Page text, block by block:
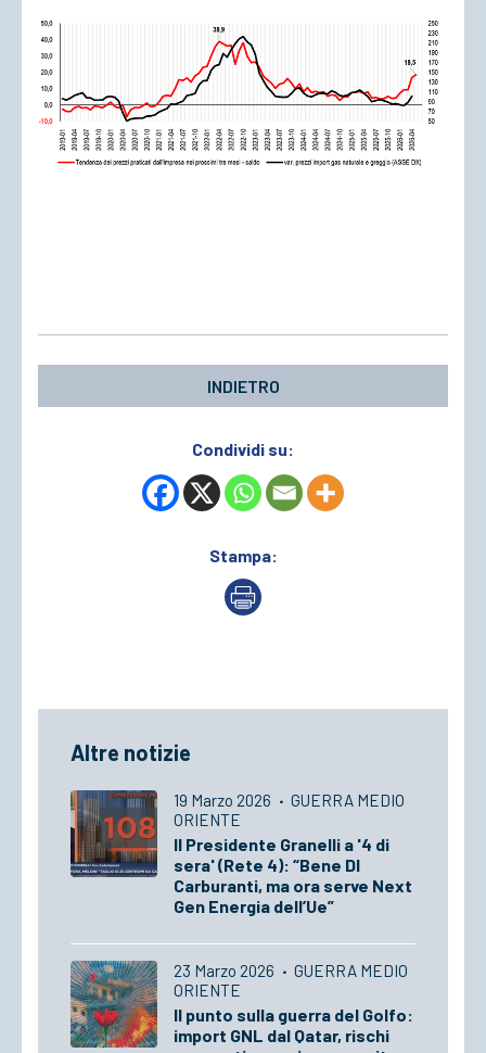
INDIETRO
Condividi su:
Stampa:
Altre notizie
19 Marzo 2026 · GUERRA MEDIO
ORIENTE
Il Presidente Granelli a '4 di
sera' (Rete 4): “Bene Dl
Carburanti, ma ora serve Next
Gen Energia dell’Ue”
23 Marzo 2026 · GUERRA MEDIO
ORIENTE
Il punto sulla guerra del Golfo:
import GNL dal Qatar, rischi